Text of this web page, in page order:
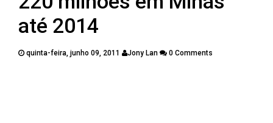
PUBLICAÇÕES
até 2014
quinta-feira, junho 09, 2011 Jony Lan 0 Comments